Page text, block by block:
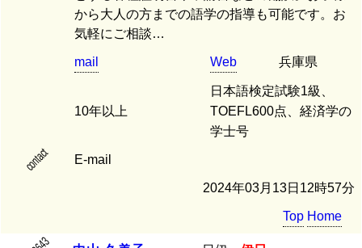
から大人の方までの語学の指導も可能です。お
気軽にご相談…
mail Web 兵庫県
10年以上
日本語検定試験1級、
TOEFL600点、経済学の
学士号
contact E-mail
2024年03月13日12時57分
Top Home